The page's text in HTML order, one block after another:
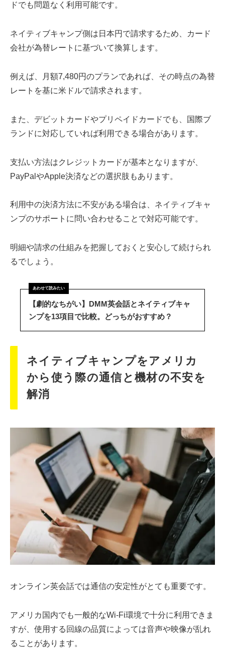
ドでも問題なく利用可能です。
ネイティブキャンプ側は日本円で請求するため、カード
会社が為替レートに基づいて換算します。
例えば、月額7,480円のプランであれば、その時点の為替
レートを基に米ドルで請求されます。
また、デビットカードやプリペイドカードでも、国際ブ
ランドに対応していれば利用できる場合があります。
支払い方法はクレジットカードが基本となりますが、
PayPalやApple決済などの選択肢もあります。
利用中の決済方法に不安がある場合は、ネイティブキャ
ンプのサポートに問い合わせることで対応可能です。
明細や請求の仕組みを把握しておくと安心して続けられ
るでしょう。
【劇的なちがい】DMM英会話とネイティブキャ
ンプを13項目で比較。どっちがおすすめ？
ネイティブキャンプをアメリカ
から使う際の通信と機材の不安を
解消
オンライン英会話では通信の安定性がとても重要です。
アメリカ国内でも一般的なWi-Fi環境で十分に利用できま
すが、使用する回線の品質によっては音声や映像が乱れ
ることがあります。